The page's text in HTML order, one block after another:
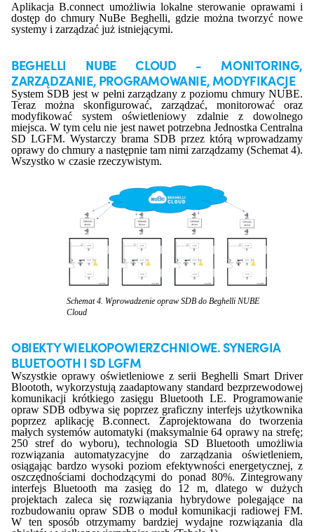
Aplikacja B.connect umożliwia lokalne sterowanie oprawami i
dostęp do chmury NuBe Beghelli, gdzie można tworzyć nowe
systemy i zarządzać już istniejącymi.
BEGHELLI NUBE CLOUD - MONITORING,
ZARZĄDZANIE, PROGRAMOWANIE, MODYFIKACJE
System SDB jest w pełni zarządzany z poziomu chmury NUBE.
Teraz można skonfigurować, zarządzać, monitorować oraz
modyfikować system oświetleniowy zdalnie z dowolnego
miejsca. W tym celu nie jest nawet potrzebna Jednostka Centralna
SD LGFM. Wystarczy brama SDB przez którą wprowadzamy
oprawy do chmury a następnie tam nimi zarządzamy (Schemat 4).
Wszystko w czasie rzeczywistym.
Schemat 4. Wprowadzenie opraw SDB do Beghelli NUBE
Cloud
OBIEKTY WIELKOPOWIERZCHNIOWE. SYNERGIA
BLUETOOTH I SD LGFM
Wszystkie oprawy oświetleniowe z serii Beghelli Smart Driver
Bloototh, wykorzystują zaadaptowany standard bezprzewodowej
komunikacji krótkiego zasięgu Bluetooth LE. Programowanie
opraw SDB odbywa się poprzez graficzny interfejs użytkownika
poprzez aplikację B.connect. Zaprojektowana do tworzenia
małych systemów automatyki (maksymalnie 64 oprawy na strefę;
250 stref do wyboru), technologia SD Bluetooth umożliwia
rozwiązania automatyzacyjne do zarządzania oświetleniem,
osiągając bardzo wysoki poziom efektywności energetycznej, z
oszczędnościami dochodzącymi do ponad 80%. Zintegrowany
interfejs Bluetooth ma zasięg do 12 m, dlatego w dużych
projektach zaleca się rozwiązania hybrydowe polegające na
rozbudowaniu opraw SDB o moduł komunikacji radiowej FM.
W ten sposób otrzymamy bardziej wydajne rozwiązania dla